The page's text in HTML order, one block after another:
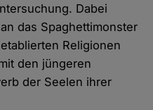
Dabei
das Spaghettimonster
Religionen
den jüngeren
der Seelen ihrer